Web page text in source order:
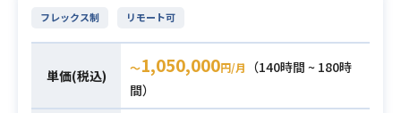
☆アニメ制作会社出身者多数活躍中
※入社研修後に業務をキャッチアッ
プいただけた方は
原則在宅勤務(テレワーク)となります
クスチャ、ベイク、骨入れ、ウェイ
ト調整、実機確認)
フレックス制 リモート可
単価(税込) 〜1,050,000円/月
（140時間 ~ 180時
間）